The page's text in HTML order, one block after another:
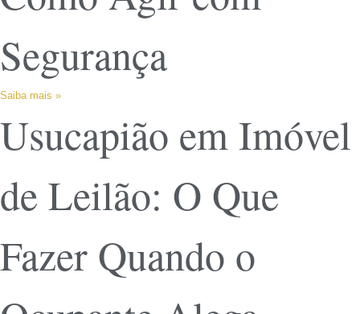
Segurança
Saiba mais »
Usucapião em Imóvel
de Leilão: O Que
Fazer Quando o